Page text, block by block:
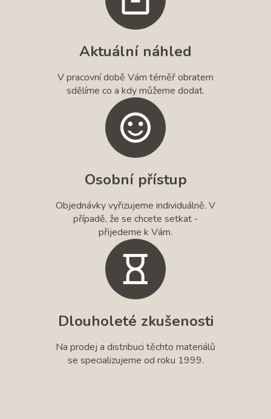
Aktuální náhled
V pracovní době Vám téměř obratem
sdělíme co a kdy můžeme dodat.
Osobní přístup
Objednávky vyřizujeme individuálně. V
případě, že se chcete setkat -
přijedeme k Vám.
Dlouholeté zkušenosti
Na prodej a distribuci těchto materiálů
se specializujeme od roku 1999.